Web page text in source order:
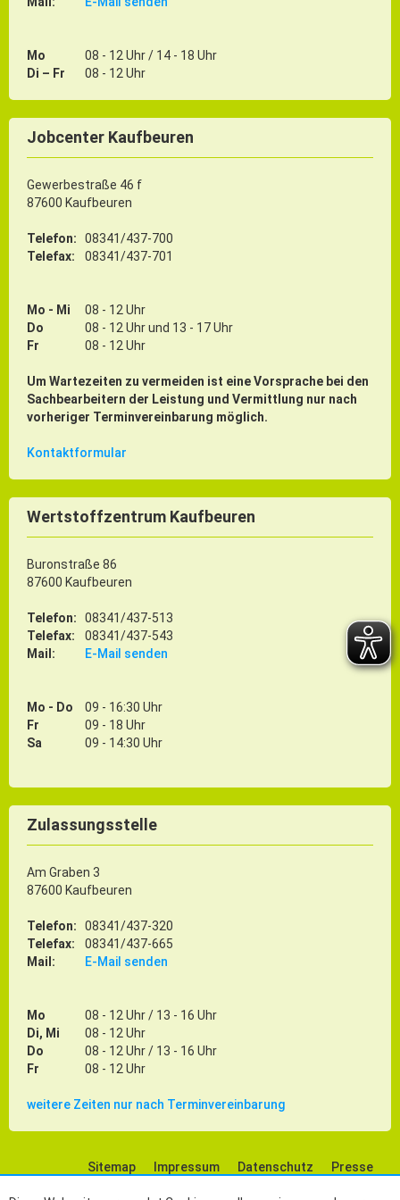
Mo
08 - 12 Uhr / 14 - 18 Uhr
Di – Fr
08 - 12 Uhr
Jobcenter Kaufbeuren
Gewerbestraße 46 f
87600 Kaufbeuren
Telefon:
08341/437-700
Telefax:
08341/437-701
Mo - Mi
08 - 12 Uhr
Do
08 - 12 Uhr und 13 - 17 Uhr
Fr
08 - 12 Uhr
Um Wartezeiten zu vermeiden ist eine Vorsprache bei den
Sachbearbeitern der Leistung und Vermittlung nur nach
vorheriger Terminvereinbarung möglich.
Kontaktformular
Wertstoffzentrum Kaufbeuren
Buronstraße 86
87600 Kaufbeuren
Telefon:
08341/437-513
Telefax:
08341/437-543
Mail:
E-Mail senden
Mo - Do
09 - 16:30 Uhr
Fr
09 - 18 Uhr
Sa
09 - 14:30 Uhr
Zulassungsstelle
Am Graben 3
87600 Kaufbeuren
Telefon:
08341/437-320
Telefax:
08341/437-665
Mail:
E-Mail senden
Mo
08 - 12 Uhr / 13 - 16 Uhr
Di, Mi
08 - 12 Uhr
Do
08 - 12 Uhr / 13 - 16 Uhr
Fr
08 - 12 Uhr
weitere Zeiten nur nach Terminvereinbarung
Sitemap Impressum Datenschutz
Presse